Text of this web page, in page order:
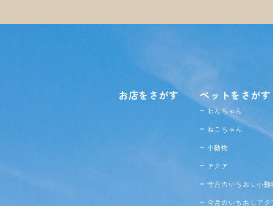
お店をさがす ペットをさがす
わんちゃん
ねこちゃん
小動物
アクア
今月のいちおし小動
今月のいちおしアク